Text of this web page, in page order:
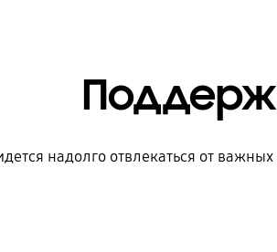
надолго отвлекаться от